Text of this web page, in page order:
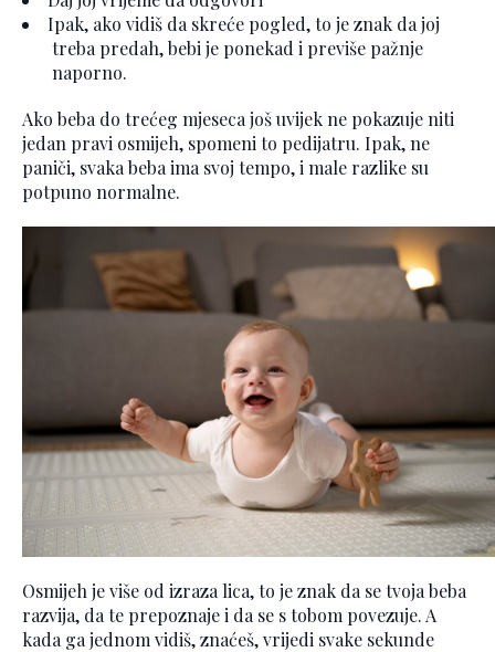
Ipak, ako vidiš da skreće pogled, to je znak da joj
treba predah, bebi je ponekad i previše pažnje
naporno.
Ako beba do trećeg mjeseca još uvijek ne pokazuje niti
jedan pravi osmijeh, spomeni to pedijatru. Ipak, ne
paniči, svaka beba ima svoj tempo, i male razlike su
potpuno normalne.
Osmijeh je više od izraza lica, to je znak da se tvoja beba
razvija, da te prepoznaje i da se s tobom povezuje. A
kada ga jednom vidiš, znaćeš, vrijedi svake sekunde